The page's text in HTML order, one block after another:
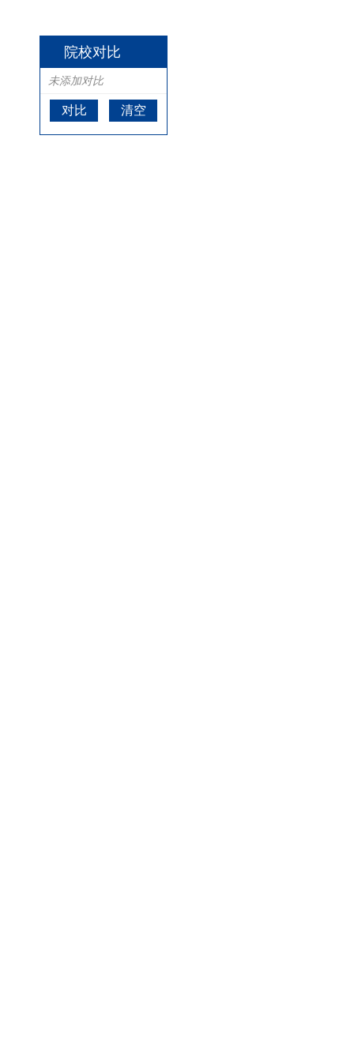
院校对比
未添加对比
对比 清空